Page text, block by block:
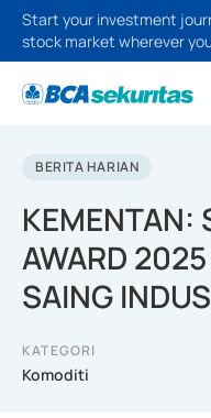
Start your investment
stock market wherever
BERITA HARIAN
KEMENTAN:
AWARD
SAING
KATEGORI
Komoditi